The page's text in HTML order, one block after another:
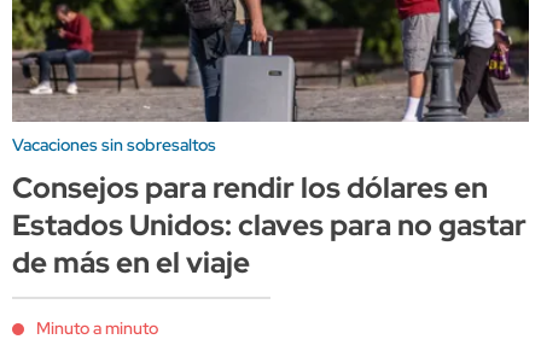
Vacaciones sin sobresaltos
Consejos para rendir los dólares en
Estados Unidos: claves para no gastar
de más en el viaje
Minuto a minuto